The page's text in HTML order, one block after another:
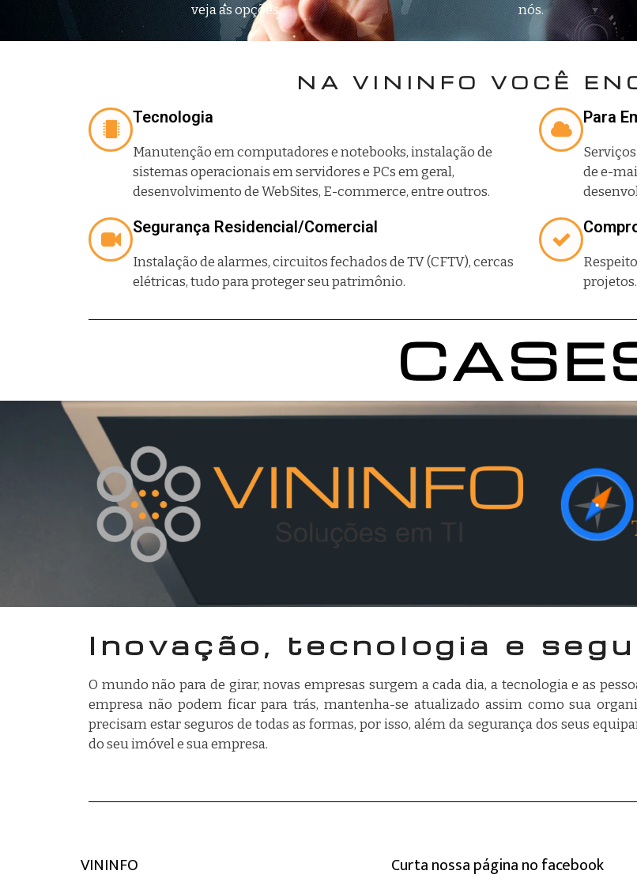
veja as opções.
nós.
NA VININFO VOCÊ
Tecnologia
Manutenção em computadores e notebooks, instalação de
sistemas operacionais em servidores e PCs em geral,
desenvolvimento de WebSites, E-commerce, entre outros.
Para
de e-
Segurança Residencial/Comercial
Instalação de alarmes, circuitos fechados de TV (CFTV), cercas
elétricas, tudo para proteger seu patrimônio.
projetos.
Inovação, tecnologia e
O mundo não para de girar, novas empresas surgem a cada dia, a tecnologia e as
empresa não podem ficar para trás, mantenha-se atualizado assim como sua
precisam estar seguros de todas as formas, por isso, além da segurança dos seus
do seu imóvel e sua empresa.
VININFO Curta nossa página no facebook